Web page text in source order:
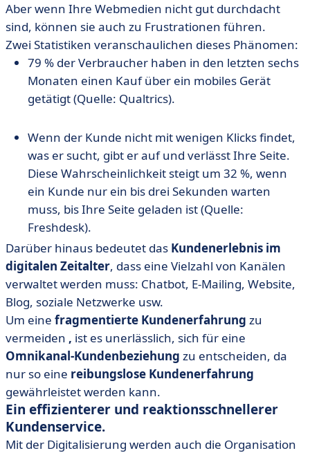
Aber wenn Ihre Webmedien nicht gut durchdacht
sind, können sie auch zu Frustrationen führen.
Zwei Statistiken veranschaulichen dieses Phänomen:
79 % der Verbraucher haben in den letzten sechs
Monaten einen Kauf über ein mobiles Gerät
getätigt (Quelle: Qualtrics).
Wenn der Kunde nicht mit wenigen Klicks findet,
was er sucht, gibt er auf und verlässt Ihre Seite.
Diese Wahrscheinlichkeit steigt um 32 %, wenn
ein Kunde nur ein bis drei Sekunden warten
muss, bis Ihre Seite geladen ist (Quelle:
Freshdesk).
Darüber hinaus bedeutet das Kundenerlebnis im
digitalen Zeitalter, dass eine Vielzahl von Kanälen
verwaltet werden muss: Chatbot, E-Mailing, Website,
Blog, soziale Netzwerke usw.
Um eine fragmentierte Kundenerfahrung zu
vermeiden , ist es unerlässlich, sich für eine
Omnikanal-Kundenbeziehung zu entscheiden, da
nur so eine reibungslose Kundenerfahrung
gewährleistet werden kann.
Ein effizienterer und reaktionsschnellerer
Kundenservice.
Mit der Digitalisierung werden auch die Organisation